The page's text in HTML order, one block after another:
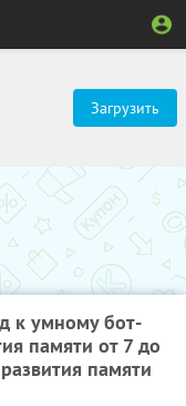
Загрузить
к умному бот-
памяти от 7 до
памяти